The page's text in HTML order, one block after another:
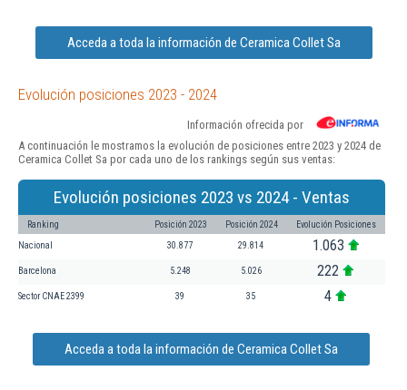
Acceda a toda la información de Ceramica Collet Sa
Evolución posiciones 2023 - 2024
Información ofrecida por
A continuación le mostramos la evolución de posiciones entre 2023 y 2024 de
Ceramica Collet Sa por cada uno de los rankings según sus ventas:
Evolución posiciones 2023 vs 2024 - Ventas
Ranking Posición 2023 Posición 2024 Evolución Posiciones
Nacional 30.877 29.814 1.063
Barcelona 5.248 5.026 222
Sector CNAE 2399 39 35 4
Acceda a toda la información de Ceramica Collet Sa